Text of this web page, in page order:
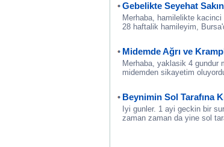
Gebelikte Seyehat
Merhaba, hamilelikte
28 haftalik hamileyim,
Midemde Ağrı ve
Merhaba, yaklasik 4 gundur
midemden sikayetim
Beynimin Sol Tarafına
Iyi gunler. 1 ayi geckin bir
zaman zaman da yine sol